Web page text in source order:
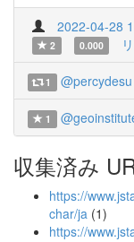
2022-04-28
2
0.000
1 @percydesu
1
収集済み
https://
char/ja (1)
https://